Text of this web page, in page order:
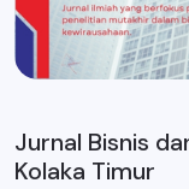
Jurnal Bisnis
Kolaka Timur